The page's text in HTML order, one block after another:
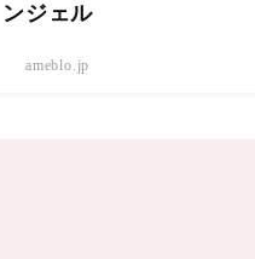
ンジェル
ameblo.jp